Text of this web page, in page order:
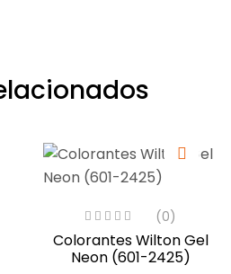
(0)
Colorantes Wilton Gel
Neon (601-2425)